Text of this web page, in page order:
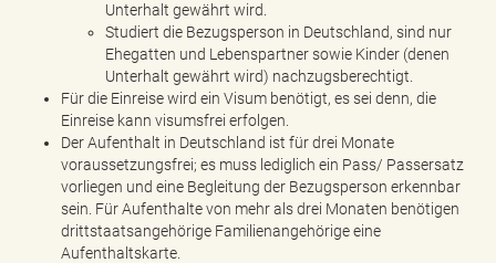
Unterhalt gewährt wird.
Studiert die Bezugsperson in Deutschland, sind nur
Ehegatten und Lebenspartner sowie Kinder (denen
Unterhalt gewährt wird) nachzugsberechtigt.
Für die Einreise wird ein Visum benötigt, es sei denn, die
Einreise kann visumsfrei erfolgen.
Der Aufenthalt in Deutschland ist für drei Monate
voraussetzungsfrei; es muss lediglich ein Pass/ Passersatz
vorliegen und eine Begleitung der Bezugsperson erkennbar
sein. Für Aufenthalte von mehr als drei Monaten benötigen
drittstaatsangehörige Familienangehörige eine
Aufenthaltskarte.